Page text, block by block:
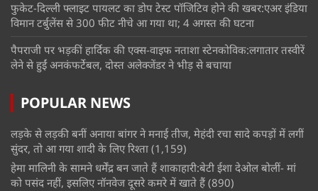
फुकेट-दिल्ली फ्लाइट पायलट का डोप टेस्ट पॉजिटिव होने की खबर:एअर इंडिया
विमान टर्बुलेंस से 300 फीट नीचे आ गया था; 4 अगस्त की घटना
पैपराजी पर भड़कीं हार्दिक की एक्स-वाइफ नताशा स्टेनकोविक:लगातार तस्वीरें
लेने से हुईं अनकंफर्टेबल, दोस्त अलेक्जेंडर ने भीड़ से बचाया
POPULAR NEWS
लड़के से लड़की बनीं अनाया बांगर ने मनाई तीज, मेहंदी रचा सादे कपड़ों में लगीं
सुंदर, तो आ गया शादी के लिए रिश्ता (1,159)
हेमा मालिनी के सामने धर्मेंद्र बन जाते हैं शाकाहारी:बेटी ईशा देओल बोलीं- मां
को पसंद नहीं, इसलिए नॉनवेज दूसरे कमरे में खाते हैं (890)